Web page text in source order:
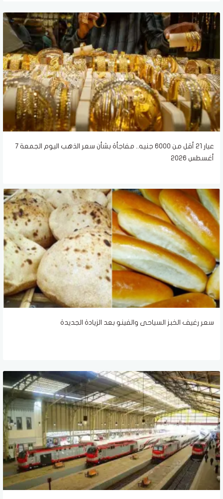
عيار 21 أقل من 6000 جنيه.. مفاجأة بشأن سعر الذهب اليوم الجمعة 7
أغسطس 2026
سعر رغيف الخبز السياحى والفينو بعد الزيادة الجديدة